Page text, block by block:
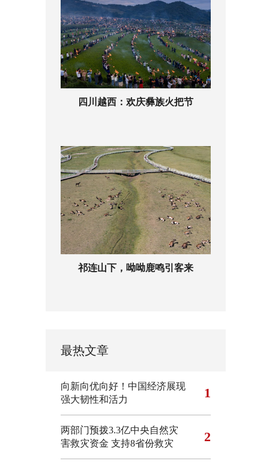
四川越西：欢庆彝族火把节
祁连山下，呦呦鹿鸣引客来
最热文章
向新向优向好！中国经济展现
强大韧性和活力
1
两部门预拨3.3亿中央自然灾
害救灾资金 支持8省份救灾
2